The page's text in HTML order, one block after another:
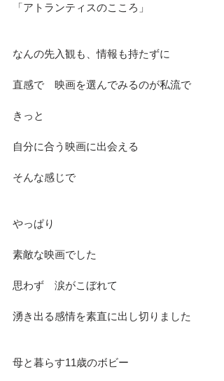
「アトランティスのこころ」
なんの先入観も、情報も持たずに
直感で　映画を選んでみるのが私流で
きっと
自分に合う映画に出会える
そんな感じで
やっぱり
素敵な映画でした
思わず　涙がこぼれて
湧き出る感情を素直に出し切りました
母と暮らす11歳のボビー